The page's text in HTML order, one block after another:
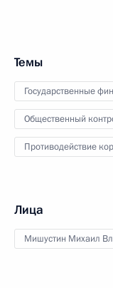
Темы
Государственные
Общественный
Противодействие
Лица
Мишустин Михаил